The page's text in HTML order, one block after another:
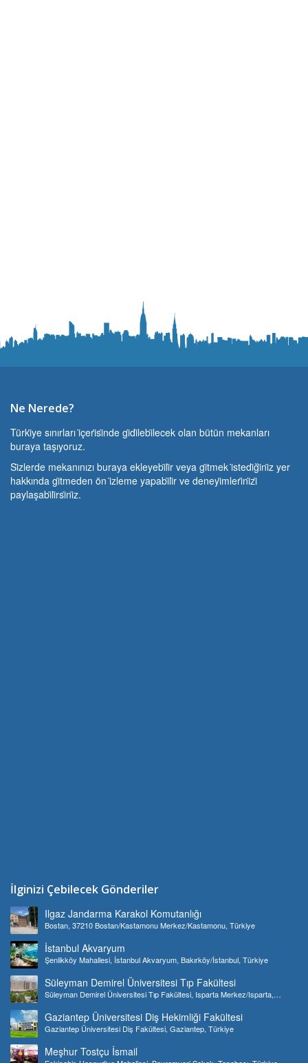
Ne Nerede?
Türki̇ye sınırları i̇çeri̇si̇nde gi̇di̇lebi̇lecek olan bütün mekanları
buraya taşıyoruz.
Si̇zlerde mekanınızı buraya ekleyebi̇li̇r veya gi̇tmek i̇stedi̇ği̇ni̇z yer
hakkında gi̇tmeden ön i̇zleme yapabi̇li̇r ve deneyi̇mleri̇ni̇zi̇
paylaşabi̇li̇rsi̇ni̇z.
İlginizi Çebilecek Gönderiler
Ilgaz Jandarma Karakol Komutanlığı
Bostan, 37210 Bostan/Kastamonu Merkez/Kastamonu, Türkiye
İstanbul Akvaryum
Şenlikköy Mahallesi, İstanbul Akvaryum, Bakırköy/İstanbul, Türkiye
Süleyman Demirel Üniversitesi Tıp Fakültesi
Süleyman Demirel Üniversitesi Tıp Fakültesi, Isparta Merkez/Isparta,
Gaziantep Üniversitesi Diş Hekimliği Fakültesi
Gaziantep Üniversitesi Diş Fakültesi, Gaziantep, Türkiye
Meşhur Tostçu İsmail